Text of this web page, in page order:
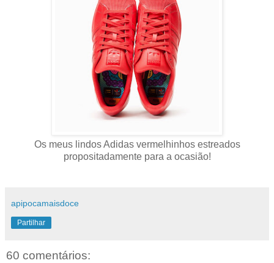
Os meus lindos Adidas vermelhinhos estreados
propositadamente para a ocasião!
apipocamaisdoce
Partilhar
60 comentários: